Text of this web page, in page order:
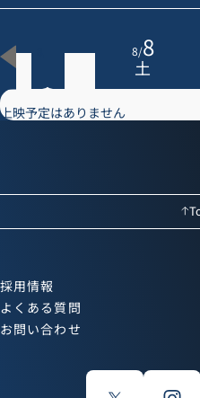
8/8
土
上映予定はありません
採用情報
よくある質問
お問い合わせ